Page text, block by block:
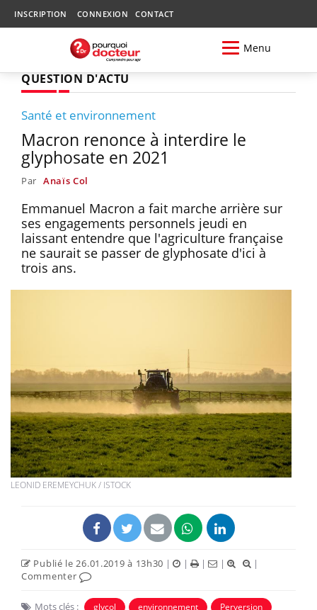
INSCRIPTION CONNEXION CONTACT
Menu
QUESTION D'ACTU
Santé et environnement
Macron renonce à interdire le
glyphosate en 2021
Par Anaïs Col
Emmanuel Macron a fait marche arrière sur
ses engagements personnels jeudi en
laissant entendre que l'agriculture française
ne saurait se passer de glyphosate d'ici à
trois ans.
LEONID EREMEYCHUK / ISTOCK
Publié le 26.01.2019 à 13h30 | | | |
|
Commenter
Mots clés : glycol environnement Perversion